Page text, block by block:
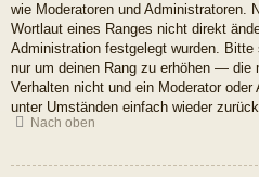
wie Moderatoren und Administratoren.
Wortlaut eines Ranges nicht direkt
Administration festgelegt wurden.
nur um deinen Rang zu erhöhen — die
Verhalten nicht und ein Moderator
unter Umständen einfach wieder
Nach oben